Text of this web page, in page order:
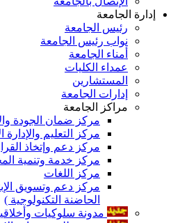
إدارة الجامعة
رئيس الجامعة
نواب رئيس الجامعة
أمناء الجامعة
عمداء الكليات
المستشارين
إدارات الجامعة
مراكز الجامعة
مركز ضمان الجودة
مركز التعليم والإدارة
مركز دعم وإتخاذ
مركز خدمة وتنمية
مركز اللغات
مركز دعم وتسويق
الحاضنة التكنولوجية )
مدونة سلوكيات